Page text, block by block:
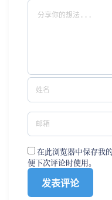
在此浏览器中保存我
便下次评论时使用。